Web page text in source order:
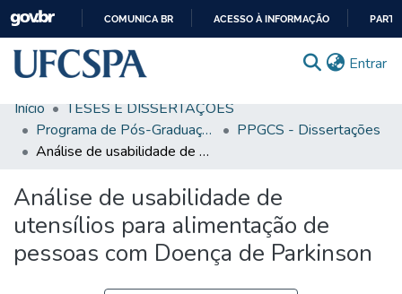
CONTEÚDO
COMUNICA BR ACESSO À INFORMAÇÃO
Entrar
Comunidades & Coleções
Busca Facetada
Estatísticas
Autoarquivamento
Sobre o RI-UFCSPA
Início
TESES E DISSERTAÇÕES
Programa de Pós-Graduação em Ciências da Saúde
PPGCS - Dissertações
Análise de usabilidade de utensílios para alimentação de pessoas com Doença de Parkinson
Análise de usabilidade de
utensílios para alimentação de
pessoas com Doença de Parkinson